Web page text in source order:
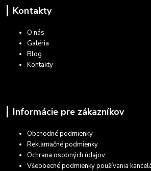
Kontakty
O nás
Galéria
Blog
Kontakty
Informácie pre zákazníkov
Obchodné podmienky
Reklamačné podmienky
Ochrana osobných údajov
Všeobecné podmienky používania